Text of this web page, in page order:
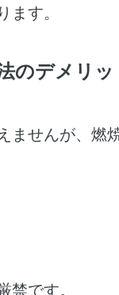
ます。
のデメリ
ませんが、燃
禁です。